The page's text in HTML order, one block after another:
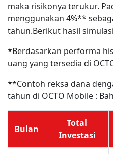
maka risikonya terukur.
menggunakan 4%**
tahun.Berikut hasil
*Berdasarkan performa
uang yang tersedia di
**Contoh reksa dana
tahun di OCTO Mobile :
Bulan
Total
Investasi